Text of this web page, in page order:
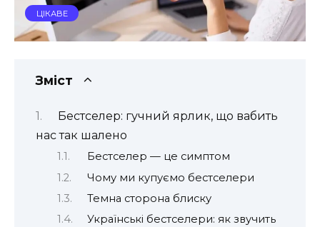
ЦІКАВЕ
Зміст
Бестселер: гучний ярлик, що вабить
нас так шалено
Бестселер — це симптом
Чому ми купуємо бестселери
Темна сторона блиску
Українські бестселери: як звучить